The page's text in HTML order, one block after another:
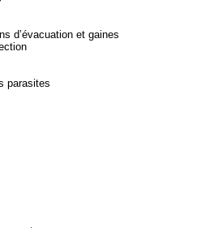
d’évacuation et gaines
parasites